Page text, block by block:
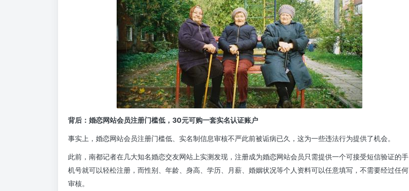
背后：婚恋网站会员注册门槛低，30元可购一套实名认证账户
事实上，婚恋网站会员注册门槛低、实名制信息审核不严此前被诟病已久，这为一些违法行为提供了机会。
此前，南都记者在几大知名婚恋交友网站上实测发现，注册成为婚恋网站会员只需提供一个可接受短信验证的手
机号就可以轻松注册，而性别、年龄、身高、学历、月薪、婚姻状况等个人资料可以任意填写，不需要经过任何
审核。